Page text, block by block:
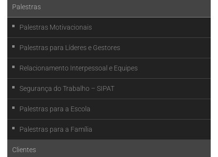
Palestras
Palestras Motivacionais
Palestras para Líderes e Gestores
Relacionamento Interpessoal e Equipes
Segurança do Trabalho – SIPAT
Palestras para a Escola
Palestras para a Família
Clientes